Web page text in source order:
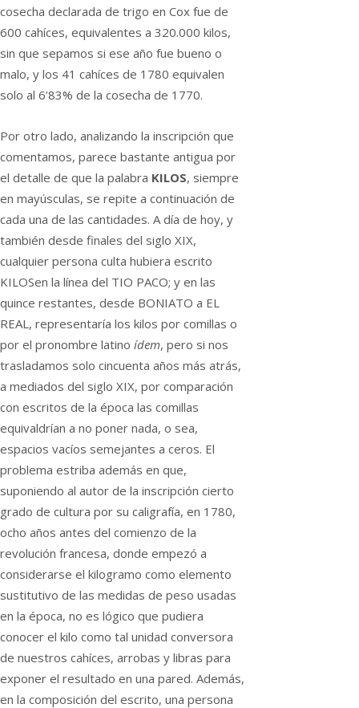
cosecha declarada de trigo en Cox fue de
600 cahíces, equivalentes a 320.000 kilos,
sin que sepamos si ese año fue bueno o
malo, y los 41 cahíces de 1780 equivalen
solo al 6’83% de la cosecha de 1770.
Por otro lado, analizando la inscripción que
comentamos, parece bastante antigua por
el detalle de que la palabra KILOS, siempre
en mayúsculas, se repite a continuación de
cada una de las cantidades. A día de hoy, y
también desde finales del siglo XIX,
cualquier persona culta hubiera escrito
KILOSen la línea del TIO PACO; y en las
quince restantes, desde BONIATO a EL
REAL, representaría los kilos por comillas o
por el pronombre latino ídem, pero si nos
trasladamos solo cincuenta años más atrás,
a mediados del siglo XIX, por comparación
con escritos de la época las comillas
equivaldrían a no poner nada, o sea,
espacios vacíos semejantes a ceros. El
problema estriba además en que,
suponiendo al autor de la inscripción cierto
grado de cultura por su caligrafía, en 1780,
ocho años antes del comienzo de la
revolución francesa, donde empezó a
considerarse el kilogramo como elemento
sustitutivo de las medidas de peso usadas
en la época, no es lógico que pudiera
conocer el kilo como tal unidad conversora
de nuestros cahíces, arrobas y libras para
exponer el resultado en una pared. Además,
en la composición del escrito, una persona